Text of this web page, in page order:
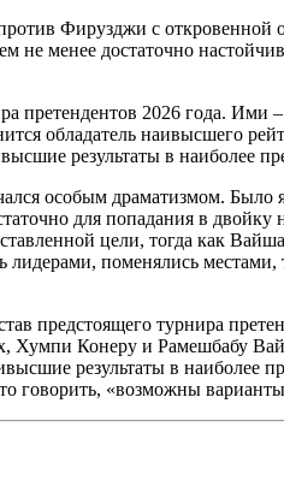
Фирузджи с
не менее достаточно
претендентов 2026 года.
обладатель наивысшего
результаты в наиболее
особым драматизмом.
для попадания в
цели, тогда как
поменялись
предстоящего турнира
Конеру и Рамешбабу
результаты в наиболее
говорить, «возможны